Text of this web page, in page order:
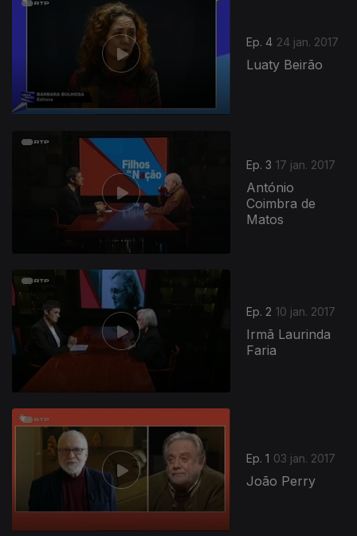
Ep. 4 24 jan. 2017
Luaty Beirão
Ep. 3 17 jan. 2017
António
Coimbra de
Matos
Ep. 2 10 jan. 2017
Irmã Laurinda
Faria
Ep. 1 03 jan. 2017
João Perry
270186